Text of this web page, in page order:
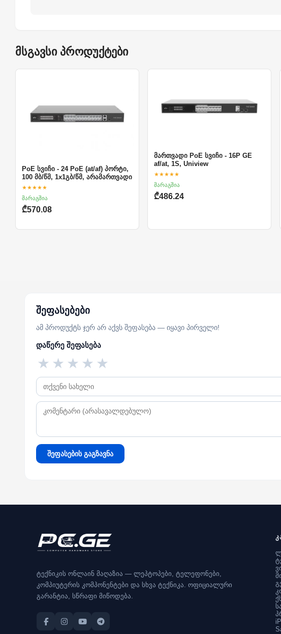
მსგავსი პროდუქტები
PoE სვიჩი - 24 PoE (at/af) პორტი,
100 მბ/წმ, 1x1გბ/წმ, არამართვადი
★★★★★
მარაგშია
₾570.08
მართვადი PoE სვიჩი - 16P GE
af/at, 1S, Uniview
★★★★★
მარაგშია
₾486.24
შეფასებები
ამ პროდუქტს ჯერ არ აქვს შეფასება — იყავი პირველი!
დაწერე შეფასება
★
★
★
★
★
შეფასების გაგზავნა
ტექნიკის ონლაინ მაღაზია — ლეპტოპები, ტელეფონები,
კომპიუტერის კომპონენტები და სხვა ტექნიკა. ოფიციალური
გარანტია, სწრაფი მიწოდება.